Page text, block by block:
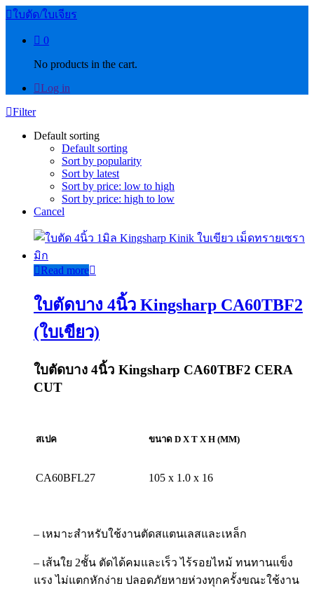
ใบตัด/ใบเจียร
0
No products in the cart.
Log in
Filter
Default sorting
Default sorting
Sort by popularity
Sort by latest
Sort by price: low to high
Sort by price: high to low
Cancel
Read more
ใบตัดบาง 4นิ้ว Kingsharp CA60TBF2
(ใบเขียว)
ใบตัดบาง 4นิ้ว Kingsharp CA60TBF2 CERA
CUT
สเปค ขนาด D X T X H (MM)
CA60BFL27 105 x 1.0 x 16
– เหมาะสำหรับใช้งานตัดสแตนเลสและเหล็ก
– เส้นใย 2ชั้น ตัดได้คมและเร็ว ไร้รอยไหม้ ทนทานแข็ง
แรง ไม่แตกหักง่าย ปลอดภัยหายห่วงทุกครั้งขณะใช้งาน